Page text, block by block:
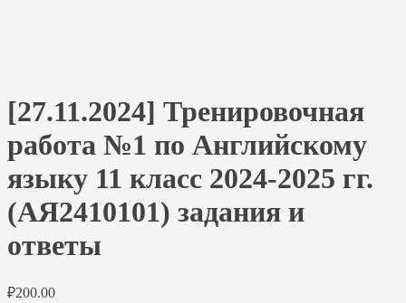
[27.11.2024] Тренировочная
работа №1 по Английскому
языку 11 класс 2024-2025 гг.
(АЯ2410101) задания и
ответы
₽200.00